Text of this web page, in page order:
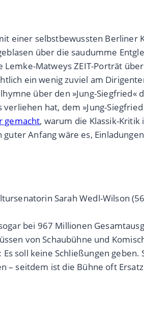
einer selbstbewussten Berliner
über die saudumme
Matweys ZEIT-Porträt
ein wenig zuviel am
über den »Jung-
hat, dem »Jung-
gemacht, warum die Klassik-
Anfang wäre es,
Sarah Wedl-Wilson
bei 967 Millionen
von Schaubühne und
soll keine Schließungen
– seitdem ist die Bühne oft